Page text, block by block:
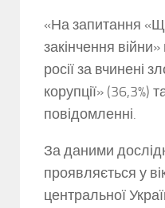
«На запитання
закінчення
росії за вчинені
корупції» (36,3%)
повідомленні.
За даними
проявляється у
центральної